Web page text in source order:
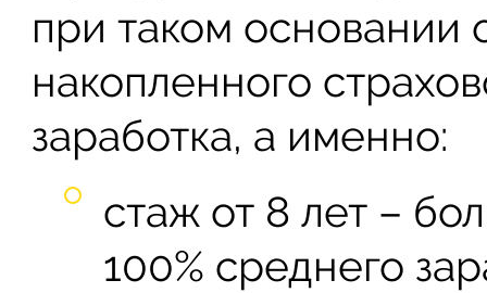
при таком основании
накопленного
заработка, а именно:
стаж от 8 лет –
100% среднего